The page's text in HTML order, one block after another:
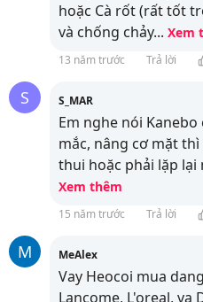
hoặc Cà rốt (rất tốt
và chống chảy... Xem
13 năm trước Trả lời
S S_MAR
Em nghe nói
mắc, nâng cơ mặt
thui hoặc phải lặp
Xem thêm
15 năm trước Trả lời
M MeAlex
Vay Heocoi mua
Lancome, L'oreal, va